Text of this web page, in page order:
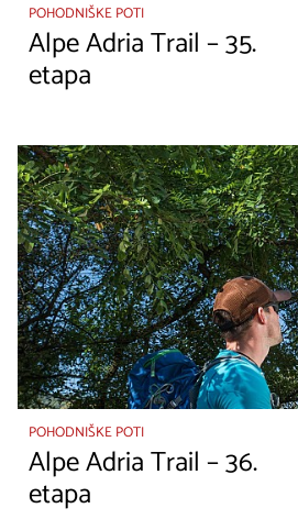
POHODNIŠKE POTI
Alpe Adria Trail – 35.
etapa
POHODNIŠKE POTI
Alpe Adria Trail – 36.
etapa